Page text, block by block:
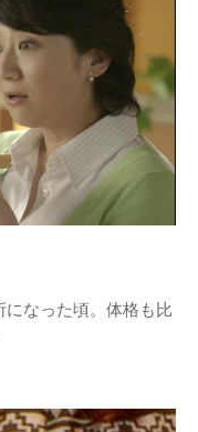
なった頃。体格も比